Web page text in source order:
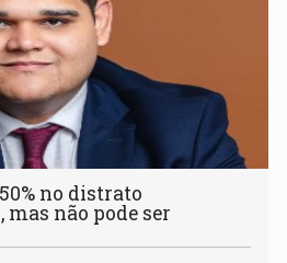
no distrato
não pode ser